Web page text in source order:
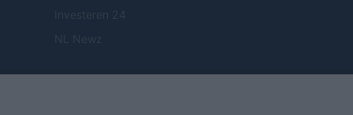
Investeren 24
NL Newz